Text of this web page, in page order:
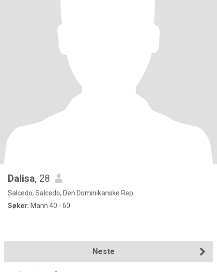
Dalisa, 28
Salcedo, Salcedo, Den Dominikanske Rep.
Søker: Mann 40 - 60
Neste